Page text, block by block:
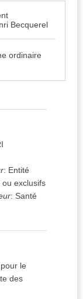
Becquerel
ordinaire
: Entité
exclusifs
: Santé
le
des